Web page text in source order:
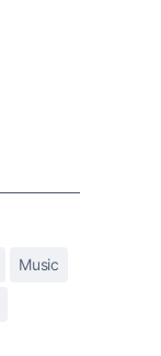
Music